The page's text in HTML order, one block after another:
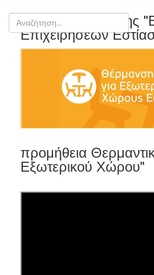
Teaser της δράσης
Επιχειρήσεων
προμήθεια
Εξωτερικού Χώρου"